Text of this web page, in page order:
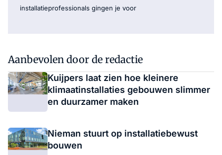
installatieprofessionals gingen je voor
Aanbevolen door de redactie
Kuijpers laat zien hoe kleinere
klimaatinstallaties gebouwen slimmer
en duurzamer maken
Nieman stuurt op installatiebewust
bouwen